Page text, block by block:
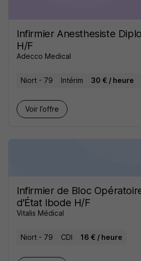
Infirmier Anesthesiste
H/F
Adecco Medical
Niort - 79 Intérim 30 € / heure
Voir l’offre
Infirmier de Bloc
d'État Ibode H/F
Vitalis Médical
Niort - 79 CDI 16 € / heure